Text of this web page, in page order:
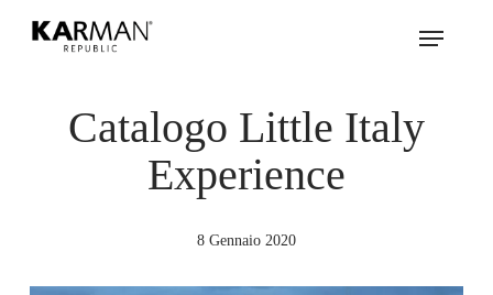
Menu
Catalogo Little Italy
Experience
8 Gennaio 2020